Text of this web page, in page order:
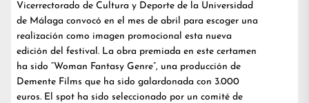
Vicerrectorado de Cultura y Deporte de la Universidad
de Málaga convocó en el mes de abril para escoger una
realización como imagen promocional esta nueva
edición del festival. La obra premiada en este certamen
ha sido “Woman Fantasy Genre”, una producción de
Demente Films que ha sido galardonada con 3.000
euros. El spot ha sido seleccionado por un comité de